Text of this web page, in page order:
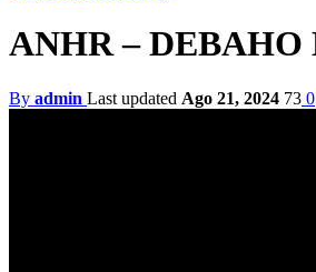
ANHR – DEBAHO
By admin Last updated Ago 21, 2024 73 0